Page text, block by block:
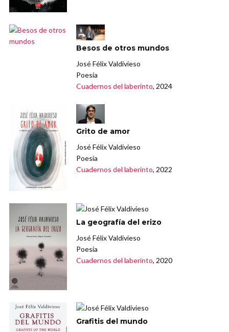
Besos de otros mundos
José Félix Valdivieso
Poesía
Cuadernos del laberinto, 2024
Grito de amor
José Félix Valdivieso
Poesía
Cuadernos del laberinto, 2022
La geografía del erizo
José Félix Valdivieso
Poesía
Cuadernos del laberinto, 2020
Grafitis del mundo